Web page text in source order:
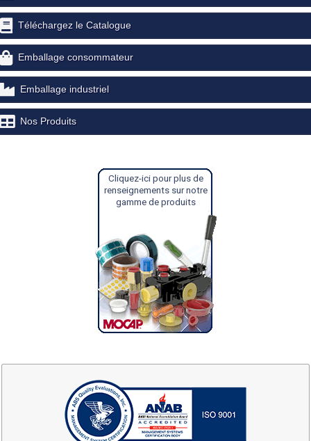
Téléchargez le Catalogue
Emballage consommateur
Emballage industriel
Nos Produits
Cliquez-ici pour plus de
renseignements sur notre
gamme de produits